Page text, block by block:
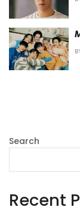
Search
Recent